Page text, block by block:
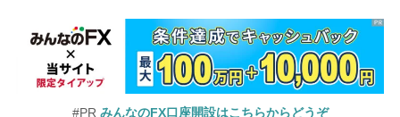
#PR みんなのFX口座開設はこちらからどうぞ